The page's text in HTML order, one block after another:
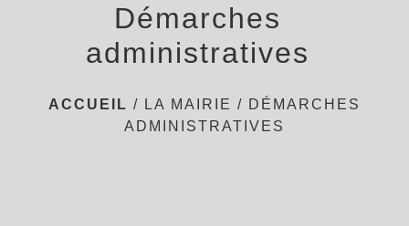
Démarches
administratives
ACCUEIL / LA MAIRIE / DÉMARCHES
ADMINISTRATIVES